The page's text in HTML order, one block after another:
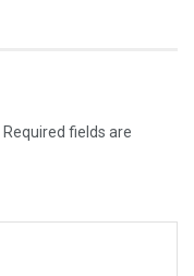
Required fields are